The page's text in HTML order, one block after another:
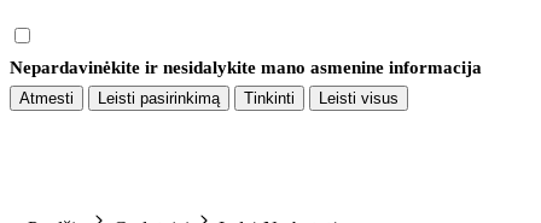
Nepardavinėkite ir nesidalykite mano asmenine informacija
Atmesti Leisti pasirinkimą Tinkinti Leisti visus